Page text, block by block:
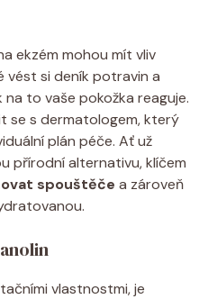
ekzém mohou mít vliv
vést si deník potravin a
to vaše pokožka⁢ reaguje.
se s dermatologem, který
plán ⁢péče. Ať už
přírodní alternativu, klíčem
spouštěče a zároveň⁢
vlastnostmi, je